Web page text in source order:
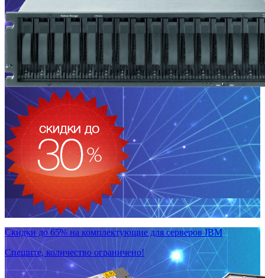
Скидки до 65% на комплектующие для серверов IBM
Спешите, количество ограничено!